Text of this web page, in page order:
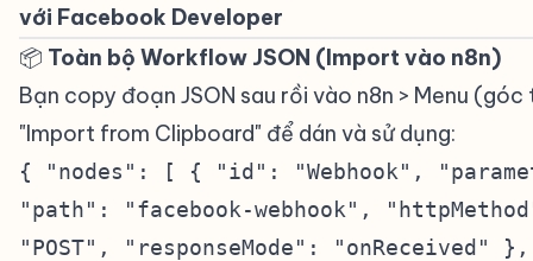
với Facebook Developer
📦 Toàn bộ Workflow JSON (Import vào n8n)
Bạn copy đoạn JSON sau rồi vào n8n > Menu (góc
"Import from Clipboard" để dán và sử dụng:
{ "nodes": [ { "id": "Webhook",
"path": "facebook-webhook",
"POST", "responseMode": "onReceived"